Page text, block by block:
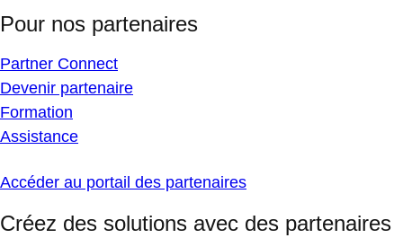
Pour nos partenaires
Partner Connect
Devenir partenaire
Formation
Assistance
Accéder au portail des partenaires
Créez des solutions avec des partenaires